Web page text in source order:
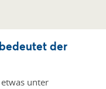
der
unter